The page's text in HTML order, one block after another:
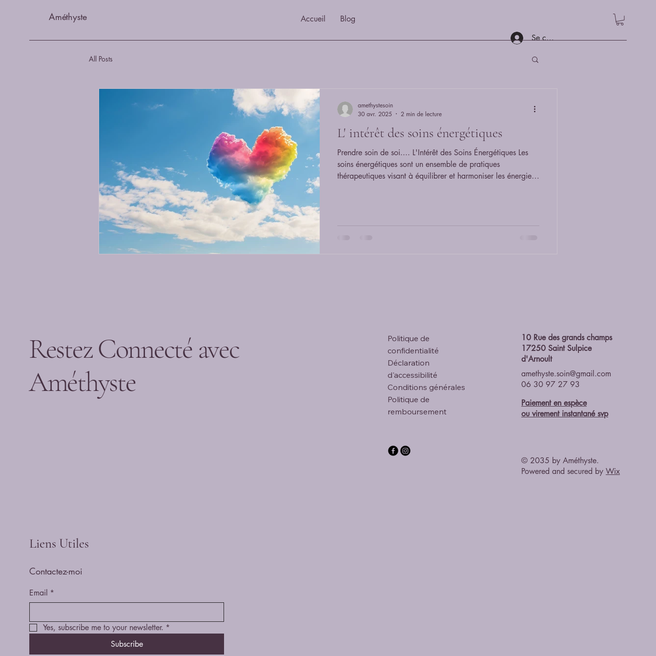
Se connecter
Améthyste Accueil Blog
All Posts
L' intérêt des soins énergétiques
Prendre soin de soi.... L'Intérêt des Soins Énergétiques Les
soins énergétiques sont un ensemble de pratiques
thérapeutiques visant à équilibrer et harmoniser les énergies
amethystesoin
30 avr. 2025
2 min de lecture
Restez Connecté avec
Améthyste
Liens Utiles
Contactez-moi
Email *
Yes, subscribe me to your newsletter. *
Subscribe
Politique de
confidentialité
Déclaration
d'accessibilité
Conditions générales
Politique de
remboursement
10 Rue des grands champs
17250 Saint Sulpice
d'Arnoult
amethyste.soin@gmail.com
06 30 97 27 93
Paiement en espèce
ou virement instantané svp
© 2035 by Améthyste.
Powered and secured by Wix